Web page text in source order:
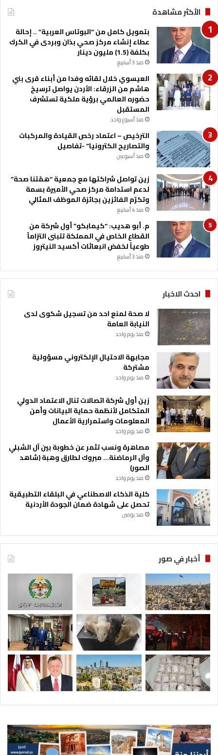
ر
ا
ل
ح
ك
و
م
ه
ل
م
ا
ز
ن
ة
ا
ل
ع
ا
م
ا
ل
ا
د
م
2
0
2
6
و
و
ا
ق
ة
ا
ل
ر
ض
ي
ا
ت
الأكثر مشاهدة
بتمويل كامل من “البوتاس العربية” .. إحالة
عطاء إنشاء مركز صحي بذان وبردى في الكرك
بكلفة (1.5) مليون دينار
منذ 3 أسابيع
العيسوي خلال لقائه وفدا من أبناء قرى بني
هاشم من الزرقاء: الأردن يواصل ترسيخ
حضوره العالمي برؤية ملكية تستشرف
المستقبل
منذ أسبوع واحد
الترخيص – اعتماد رخص القيادة والمركبات
والتصاريح الكترونيا” -تفاصيل
منذ أسبوعين
زين تواصل شراكتها مع جمعية “همّتنا صحة”
لدعم استدامة مركز صحي الأميرة بسمة
وتكرّم الفائزين بجائزة الموظف المثالي
منذ 4 أسابيع
م. أبو هديب: “كيمابكو” أول شركة من
القطاع الخاص في المملكة تتبنى التزاماً
طوعياً لخفض انبعاثات أكسيد النيتروز
منذ 3 أسابيع
احدث الاخبار
لا صحة لمنع احد من تسجيل شكوى لدى
النيابة العامة
منذ يوم واحد
مجابهة الاحتيال الإلكتروني مسؤولية
مشتركة
منذ يوم واحد
زين أول شركة اتصالات تنال الاعتماد الدولي
المتكامل لأنظمة حماية البيانات وأمن
المعلومات واستمرارية الأعمال
منذ يوم واحد
مصاهرة ونسب تثمر عن خطوبة بين آل الشبلي
وآل الرماضنة… مبروك لطارق وهبة (شاهد
الصور)
منذ يوم واحد
كلية الذكاء الاصطناعي في البلقاء التطبيقية
تحصل على شهادة ضمان الجودة الأردنية
منذ يومين
أخبار في صور